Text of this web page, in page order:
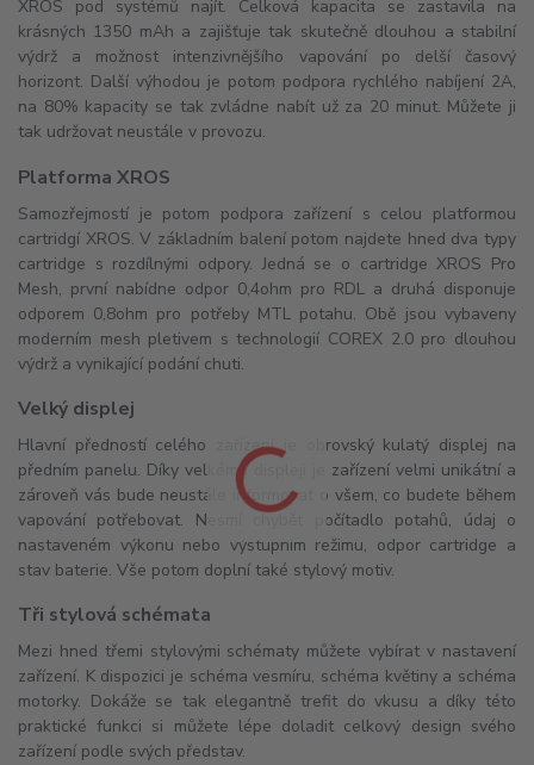
XROS pod systémů najít. Celková kapacita se zastavila na
krásných 1350 mAh a zajišťuje tak skutečně dlouhou a stabilní
výdrž a možnost intenzivnějšího vapování po delší časový
horizont. Další výhodou je potom podpora rychlého nabíjení 2A,
na 80% kapacity se tak zvládne nabít už za 20 minut. Můžete ji
tak udržovat neustále v provozu.
Platforma XROS
Samozřejmostí je potom podpora zařízení s celou platformou
cartridgí XROS. V základním balení potom najdete hned dva typy
cartridge s rozdílnými odpory. Jedná se o cartridge XROS Pro
Mesh, první nabídne odpor 0,4ohm pro RDL a druhá disponuje
odporem 0,8ohm pro potřeby MTL potahu. Obě jsou vybaveny
moderním mesh pletivem s technologií COREX 2.0 pro dlouhou
výdrž a vynikající podání chuti.
Velký displej
Hlavní předností celého zařízení je obrovský kulatý displej na
předním panelu. Díky velkému displeji je zařízení velmi unikátní a
zároveň vás bude neustále informovat o všem, co budete během
vapování potřebovat. Nesmí chybět počítadlo potahů, údaj o
nastaveném výkonu nebo výstupním režimu, odpor cartridge a
stav baterie. Vše potom doplní také stylový motiv.
Tři stylová schémata
Mezi hned třemi stylovými schématy můžete vybírat v nastavení
zařízení. K dispozici je schéma vesmíru, schéma květiny a schéma
motorky. Dokáže se tak elegantně trefit do vkusu a díky této
praktické funkci si můžete lépe doladit celkový design svého
zařízení podle svých představ.